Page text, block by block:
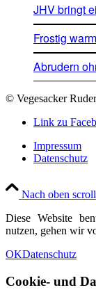
JHV bringt
Frostig
Abrudern
© Vegesacker
Link zu
Impressum
Datenschutz
Nach oben
Diese Website
nutzen, gehen wir
OKDatenschutz
Cookie- und